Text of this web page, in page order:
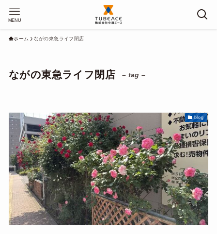
MENU
ホーム ながの東急ライフ閉店
ながの東急ライフ閉店 – tag –
blog